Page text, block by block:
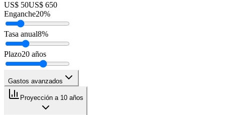
US$ 50US$ 650
Enganche20%
Tasa anual8%
Plazo20 años
Gastos avanzados
Proyección a 10 años